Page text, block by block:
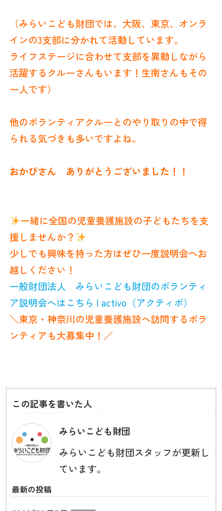
（みらいこども財団では、大阪、東京、オンラ
インの3支部に分かれて活動しています。
ライフステージに合わせて支部を異動しながら
活躍するクルーさんもいます！生南さんもその
一人です）
他のボランティアクルーとのやり取りの中で得
られる気づきも多いですよね。
おかぴさん ありがとうございました！！
一緒に全国の児童養護施設の子どもたちを支
援しませんか？
少しでも興味を持った方はぜひ一度説明会へお
越しください！
一般財団法人 みらいこども財団のボランティ
ア説明会へはこちら | activo（アクティボ）
＼東京・神奈川の児童養護施設へ訪問するボラ
ンティアも大募集中！／
この記事を書いた人
みらいこども財団
みらいこども財団スタッフが更新し
ています。
最新の投稿